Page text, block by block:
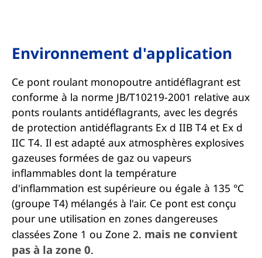
Environnement d'application
Ce pont roulant monopoutre antidéflagrant est
conforme à la norme JB/T10219-2001 relative aux
ponts roulants antidéflagrants, avec les degrés
de protection antidéflagrants Ex d IIB T4 et Ex d
IIC T4. Il est adapté aux atmosphères explosives
gazeuses formées de gaz ou vapeurs
inflammables dont la température
d'inflammation est supérieure ou égale à 135 °C
(groupe T4) mélangés à l'air. Ce pont est conçu
pour une utilisation en zones dangereuses
classées Zone 1 ou Zone 2. mais ne convient
pas à la zone 0.